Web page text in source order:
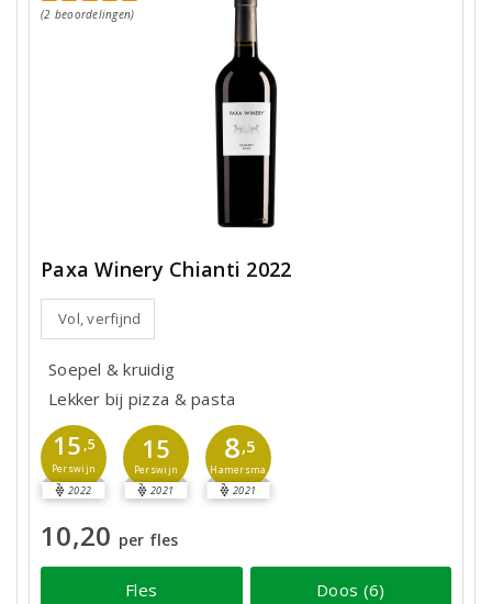
(2 beoordelingen)
Paxa Winery Chianti 2022
Vol, verfijnd
Soepel & kruidig
Lekker bij pizza & pasta
15 ,5
Perswijn
2022
15
Perswijn
2021
8,5
Hamersma
2021
10,20 per fles
Fles Doos (6)